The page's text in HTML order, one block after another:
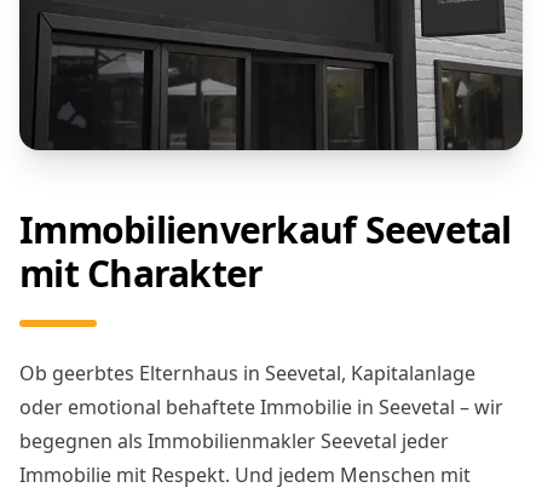
Immobilienverkauf Seevetal
mit Charakter
Ob geerbtes Elternhaus in Seevetal, Kapitalanlage
oder emotional behaftete Immobilie in Seevetal – wir
begegnen als Immobilienmakler Seevetal jeder
Immobilie mit Respekt. Und jedem Menschen mit